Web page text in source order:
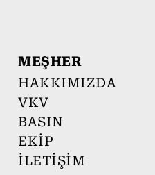
MEŞHER
HAKKIMIZDA
VKV
BASIN
EKİP
İLETİŞİM